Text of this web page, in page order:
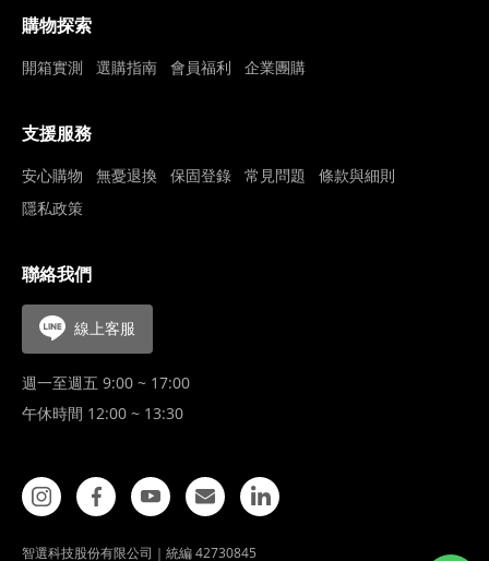
購物探索
開箱實測 選購指南 會員福利 企業團購
支援服務
安心購物 無憂退換 保固登錄 常見問題
條款與細則
隱私政策
聯絡我們
線上客服
週一至週五 9:00 ~ 17:00
午休時間 12:00 ~ 13:30
智選科技股份有限公司｜統編 42730845